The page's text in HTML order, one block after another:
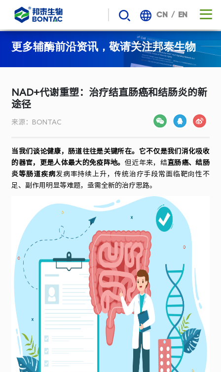
邦
泰
生
物-
与
起
NMN
化
妆
品
团
标
CN / EN
更多辅酶前沿资讯，敬请关注邦泰生物
NAD+代谢重塑：治疗结直肠癌和结肠炎的新
途径
来源：BONTAC
当我们谈论健康，肠道往往是关键所在。
它不仅是我们消化吸收
的器官，更是人体最大的免疫阵地。 但近年来，结直肠癌、结肠
炎等肠道疾病发病率持续上升，传统治疗手段常面临靶向性不
足、副作用明显等难题，亟需全新的治疗思路。